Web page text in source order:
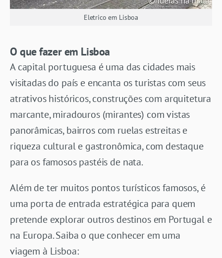
Eletrico em Lisboa
O que fazer em Lisboa
A capital portuguesa é uma das cidades mais
visitadas do país e encanta os turistas com seus
atrativos históricos, construções com arquitetura
marcante, miradouros (mirantes) com vistas
panorâmicas, bairros com ruelas estreitas e
riqueza cultural e gastronômica, com destaque
para os famosos pastéis de nata.
Além de ter muitos pontos turísticos famosos, é
uma porta de entrada estratégica para quem
pretende explorar outros destinos em Portugal e
na Europa. Saiba o que conhecer em uma
viagem à Lisboa: